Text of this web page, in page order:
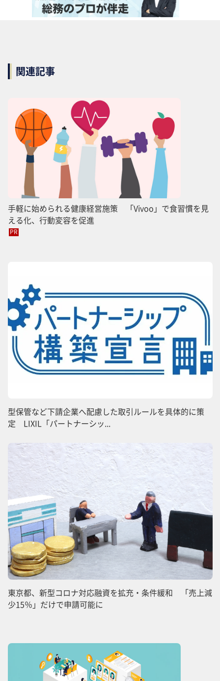
関連記事
手軽に始められる健康経営施策 「Vivoo」で食習慣を見
える化、行動変容を促進
PR
型保管など下請企業へ配慮した取引ルールを具体的に策
定 LIXIL「パートナーシッ...
東京都、新型コロナ対応融資を拡充・条件緩和 「売上減
少15％」だけで申請可能に